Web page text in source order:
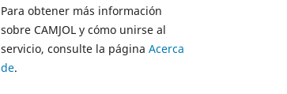
Para obtener más información
sobre CAMJOL y cómo unirse al
servicio, consulte la página Acerca
de.